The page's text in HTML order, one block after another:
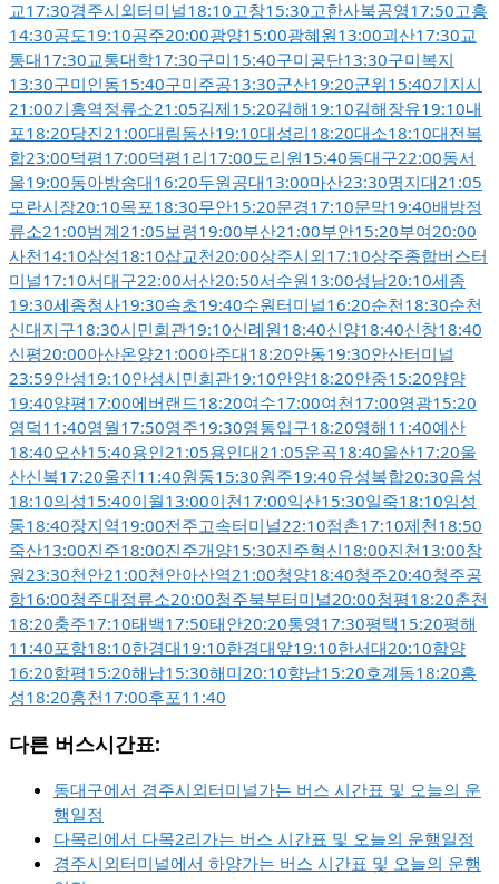
교17:30경주시외터미널18:10고창15:30고한사북공영17:50고흥
14:30공도19:10공주20:00광양15:00광혜원13:00괴산17:30교
통대17:30교통대학17:30구미15:40구미공단13:30구미복지
13:30구미인동15:40구미주공13:30군산19:20군위15:40기지시
21:00기흥역정류소21:05김제15:20김해19:10김해장유19:10내
포18:20당진21:00대림동산19:10대성리18:20대소18:10대전복
합23:00덕평17:00덕평1리17:00도리원15:40동대구22:00동서
울19:00동아방송대16:20두원공대13:00마산23:30명지대21:05
모란시장20:10목포18:30무안15:20문경17:10문막19:40배방정
류소21:00범계21:05보령19:00부산21:00부안15:20부여20:00
사천14:10삼성18:10삽교천20:00상주시외17:10상주종합버스터
미널17:10서대구22:00서산20:50서수원13:00성남20:10세종
19:30세종청사19:30속초19:40수원터미널16:20순천18:30순천
신대지구18:30시민회관19:10신례원18:40신양18:40신창18:40
신평20:00아산온양21:00아주대18:20안동19:30안산터미널
23:59안성19:10안성시민회관19:10안양18:20안중15:20양양
19:40양평17:00에버랜드18:20여수17:00여천17:00영광15:20
영덕11:40영월17:50영주19:30영통입구18:20영해11:40예산
18:40오산15:40용인21:05용인대21:05운곡18:40울산17:20울
산신복17:20울진11:40원동15:30원주19:40유성복합20:30음성
18:10의성15:40이월13:00이천17:00익산15:30일죽18:10임성
동18:40장지역19:00전주고속터미널22:10점촌17:10제천18:50
죽산13:00진주18:00진주개양15:30진주혁신18:00진천13:00창
원23:30천안21:00천안아산역21:00청양18:40청주20:40청주공
항16:00청주대정류소20:00청주북부터미널20:00청평18:20춘천
18:20충주17:10태백17:50태안20:20통영17:30평택15:20평해
11:40포항18:10한경대19:10한경대앞19:10한서대20:10함양
16:20함평15:20해남15:30해미20:10향남15:20호계동18:20홍
성18:20홍천17:00후포11:40
다른 버스시간표:
동대구에서 경주시외터미널가는 버스 시간표 및 오늘의 운
행일정
다목리에서 다목2리가는 버스 시간표 및 오늘의 운행일정
경주시외터미널에서 하양가는 버스 시간표 및 오늘의 운행